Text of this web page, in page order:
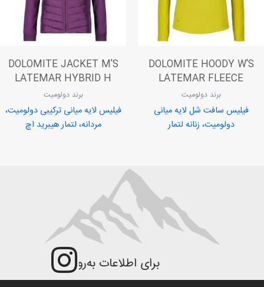
DOLOMITE HOODY W'S
LATEMAR FLEECE
برند دولومیت
فیلیس سافت شل لایه میانی
دولومیت، زنانه لتمار
DOLOMITE JACKET M'S
LATEMAR HYBRID H
برند دولومیت
فیلیس لایه میانی ترکیبی دولومیت،
مردانه، لتمار هیبرید اچ
برای اطلاعات به‌روزتر و جزئیات